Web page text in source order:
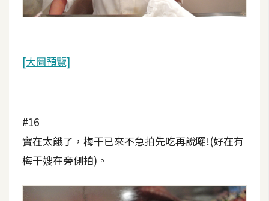
[大圖預覽]
#16
實在太餓了，梅干已來不急拍先吃再說囉!(好在有
梅干嫂在旁側拍)。